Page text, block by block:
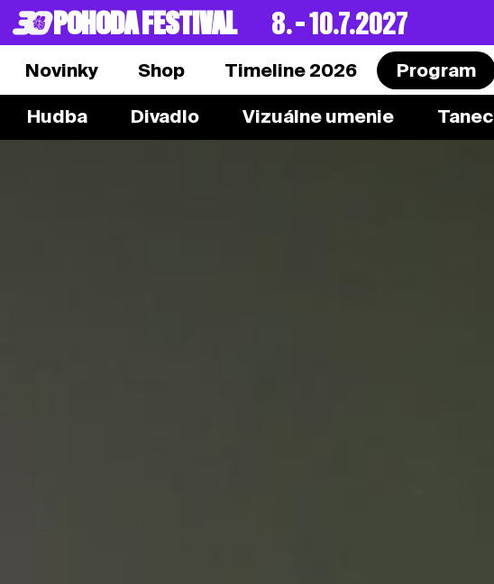
POHODA FESTIVAL 8. – 10.7.2027
Novinky Shop Timeline 2026 Program
Hudba Divadlo Vizuálne umenie Tanec